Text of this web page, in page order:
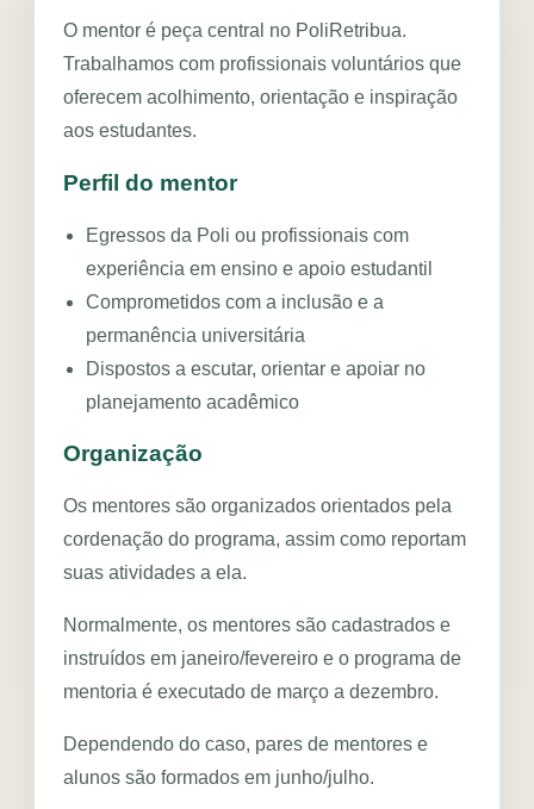
Mentoria,
bolsas e
inclusão
para
estudantes
da Poli
Uma rede de voluntários dedicada
a fortalecer estudantes em
socioeconômica, com
acompanhamento, acolhimento e
oportunidades reais de
permanência na universidade.
Conheça o projeto
Doe agora
O mentor é peça central no PoliRetribua.
Trabalhamos com profissionais voluntários que
oferecem acolhimento, orientação e inspiração
aos estudantes.
Perfil do mentor
Egressos da Poli ou profissionais com
experiência em ensino e apoio estudantil
Comprometidos com a inclusão e a
permanência universitária
Dispostos a escutar, orientar e apoiar no
planejamento acadêmico
Organização
Os mentores são organizados orientados pela
cordenação do programa, assim como reportam
suas atividades a ela.
Normalmente, os mentores são cadastrados e
instruídos em janeiro/fevereiro e o programa de
mentoria é executado de março a dezembro.
Dependendo do caso, pares de mentores e
alunos são formados em junho/julho.